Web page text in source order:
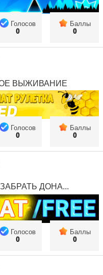
Голосов
0
Баллы
0
ВЫЖИВАНИЕ
Голосов
0
Баллы
0
ЗАБРАТЬ ДОНА...
Голосов
0
Баллы
0